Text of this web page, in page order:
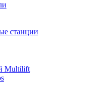
станции
Multilift